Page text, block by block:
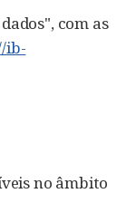
com as
ib-
no âmbito